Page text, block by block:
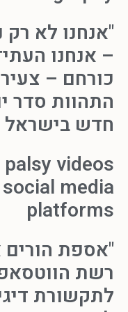
"אנחנו לא
– אנחנו
התהוות סדר
חדש בישראל בשנים
videos
media
platforms
"אספת הורים
רשת
לתקשורת